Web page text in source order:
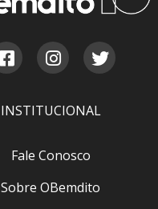
INSTITUCIONAL
Fale Conosco
Sobre OBemdito